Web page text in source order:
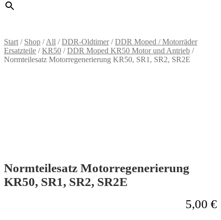
Start / Shop /All /DDR-Oldtimer/DDR Moped / Motorräder
Ersatzteile /KR50 /DDR Moped KR50 Motor und Antrieb /
Normteilesatz Motorregenerierung KR50, SR1, SR2, SR2E
Normteilesatz Motorregenerierung
KR50, SR1, SR2, SR2E
5,00 €